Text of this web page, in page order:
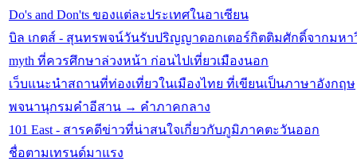
Do's and Don'ts ของแต่ละประเทศในอาเซียน
บิล เกตส์ - สุนทรพจน์วันรับปริญญาดอกเตอร์กิตติมศักดิ์จากมหา
myth ที่ควรศึกษาล่วงหน้า ก่อนไปเที่ยวเมืองนอก
เว็บแนะนำสถานที่ท่องเที่ยวในเมืองไทย ที่เขียนเป็นภาษาอังกฤษ
พจนานุกรมคำอีสาน → คำภาคกลาง
101 East - สารคดีข่าวที่น่าสนใจเกี่ยวกับภูมิภาคตะวันออก
ชื่อตามเทรนด์มาแรง